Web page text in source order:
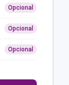
Opcional
Opcional
Opcional